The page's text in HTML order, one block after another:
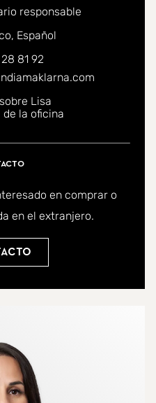
responsable
conmigo en los siguientes
Español
81 92
Lisa
de la oficina
en comprar o
en el extranjero.